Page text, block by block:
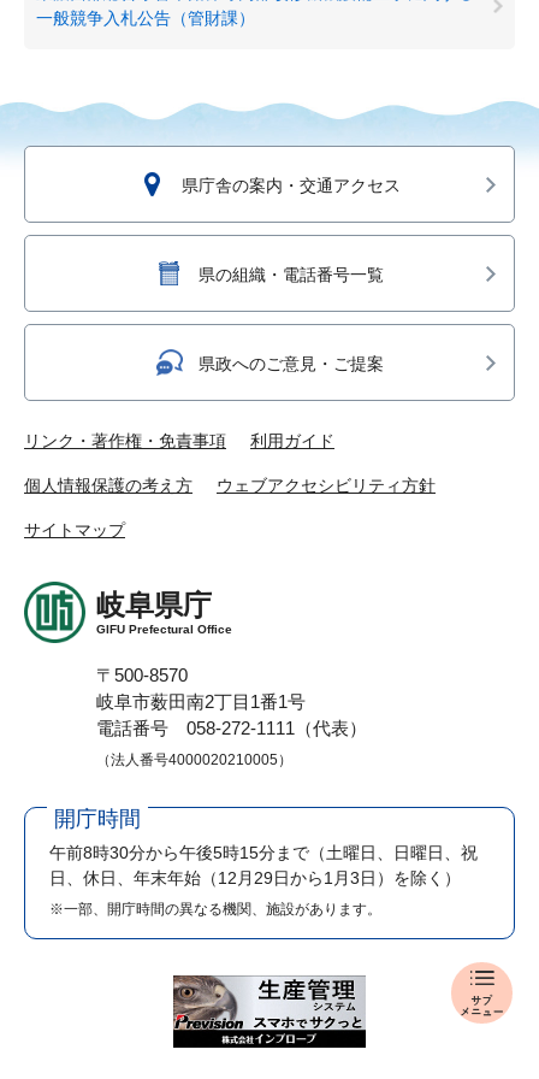
入
札
一般競争入札公告（管財課）
県庁舎の案内・交通アクセス
県の組織・電話番号一覧
県政へのご意見・ご提案
リンク・著作権・免責事項 利用ガイド
個人情報保護の考え方 ウェブアクセシビリティ方針
サイトマップ
岐阜県庁
GIFU Prefectural Office
〒500-8570
岐阜市薮田南2丁目1番1号
電話番号 058-272-1111（代表）
（法人番号4000020210005）
開庁時間
午前8時30分から午後5時15分まで （土曜日、日曜日、祝
日、休日、年末年始（12月29日から1月3日）を除く）
※一部、開庁時間の異なる機関、施設があります。